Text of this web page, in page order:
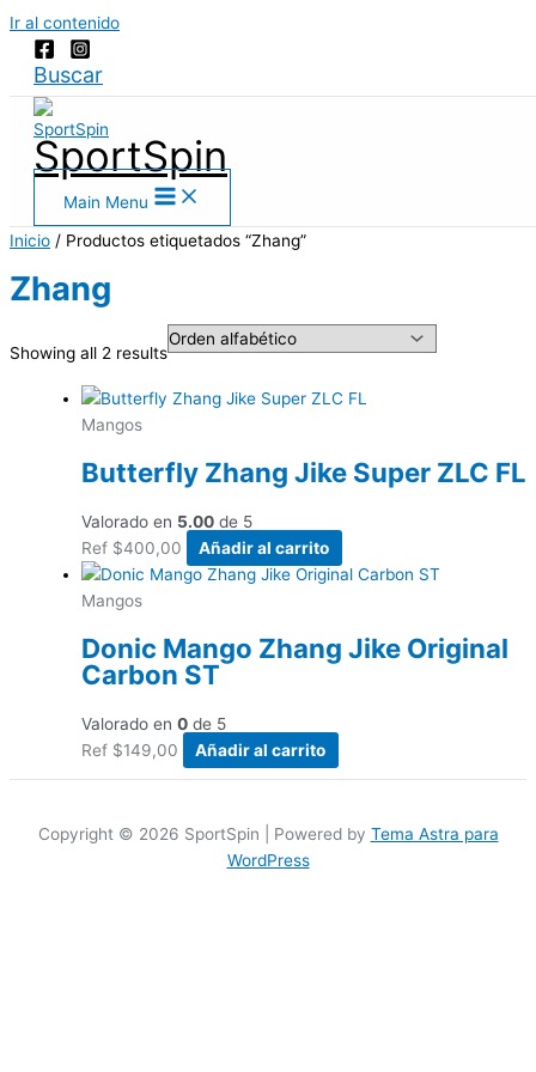
Ir al contenido
Buscar
SportSpin
Main Menu
Inicio / Productos etiquetados “Zhang”
Zhang
Showing all 2 results
Mangos
Butterfly Zhang Jike Super ZLC FL
Valorado en 5.00 de 5
Ref $400,00 Añadir al carrito
Mangos
Donic Mango Zhang Jike Original
Carbon ST
Valorado en 0 de 5
Ref $149,00 Añadir al carrito
Copyright © 2026 SportSpin | Powered by Tema Astra para
WordPress